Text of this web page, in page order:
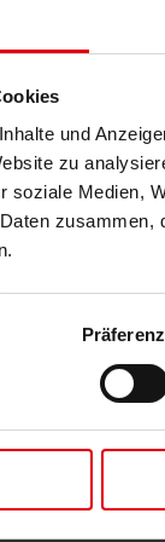
und
zu
soziale Medien,
Menschen,
von ihnen bald
meiner
in
proaktiv
aus.